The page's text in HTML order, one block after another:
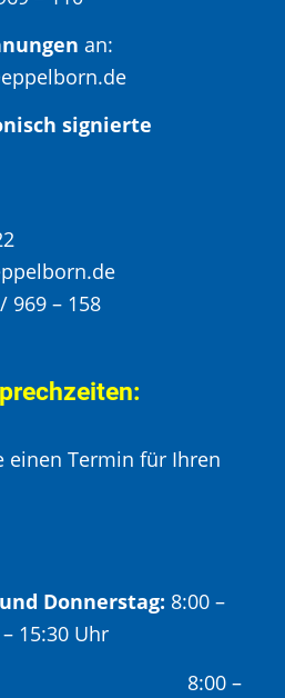
an:
signierte
969 – 158
einen Termin für Ihren
Donnerstag: 8:00 –
15:30 Uhr
8:00 –